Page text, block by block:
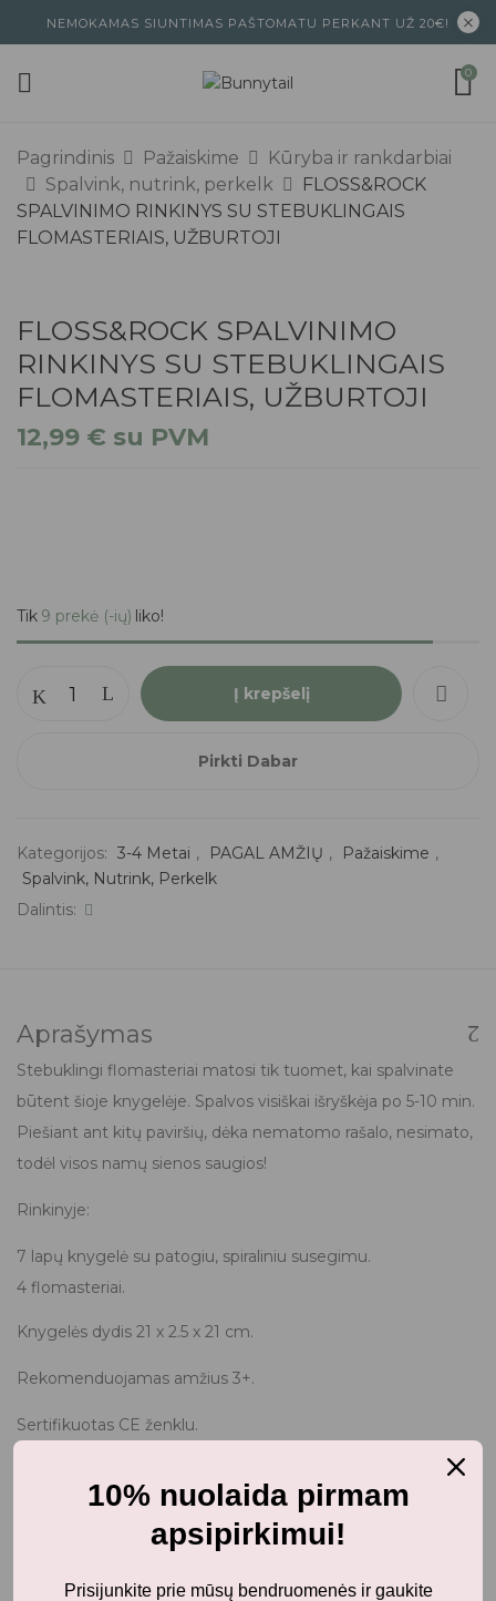
NEMOKAMAS SIUNTIMAS PAŠTOMATU PERKANT UŽ 20€!
0
Pagrindinis Pažaiskime
Kūryba ir rankdarbiai
Spalvink, nutrink, perkelk
FLOSS&ROCK
SPALVINIMO RINKINYS SU STEBUKLINGAIS
FLOMASTERIAIS, UŽBURTOJI
FLOSS&ROCK SPALVINIMO
RINKINYS SU STEBUKLINGAIS
FLOMASTERIAIS, UŽBURTOJI
12,99 € su PVM
Tik 9 prekė (-ių) liko!
Į krepšelį
Pirkti Dabar
Kategorijos: 3-4 Metai , PAGAL AMŽIŲ , Pažaiskime ,
Spalvink, Nutrink, Perkelk
Dalintis:
Aprašymas
Stebuklingi flomasteriai matosi tik tuomet, kai spalvinate
būtent šioje knygelėje. Spalvos visiškai išryškėja po 5-10 min.
Piešiant ant kitų paviršių, dėka nematomo rašalo, nesimato,
todėl visos namų sienos saugios!
Rinkinyje:
7 lapų knygelė su patogiu, spiraliniu susegimu.
4 flomasteriai.
Knygelės dydis 21 x 2.5 x 21 cm.
Rekomenduojamas amžius 3+.
Sertifikuotas CE ženklu.
Karalystė, užsakymu.
Įspėjimas! Netinka jaunesniems nei 3 metų vaikams.
Smulkios detalės.
10% nuolaida pirmam
apsipirkimui!
Prisijunkite prie mūsų bendruomenės ir gaukite